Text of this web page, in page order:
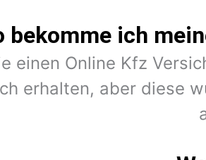
bekomme ich
einen Online Kfz
erhalten, aber diese